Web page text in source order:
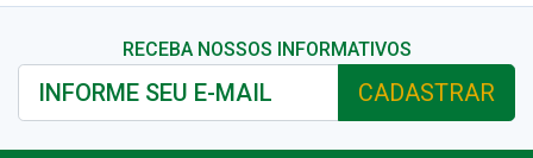
RECEBA NOSSOS INFORMATIVOS
CADASTRAR